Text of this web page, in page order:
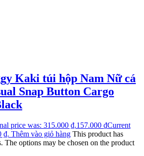
Kaki túi hộp Nam Nữ cá
Snap Button Cargo
price was: 315.000 ₫.157.000 ₫Current
₫. Thêm vào giỏ hàng This product has
The options may be chosen on the product